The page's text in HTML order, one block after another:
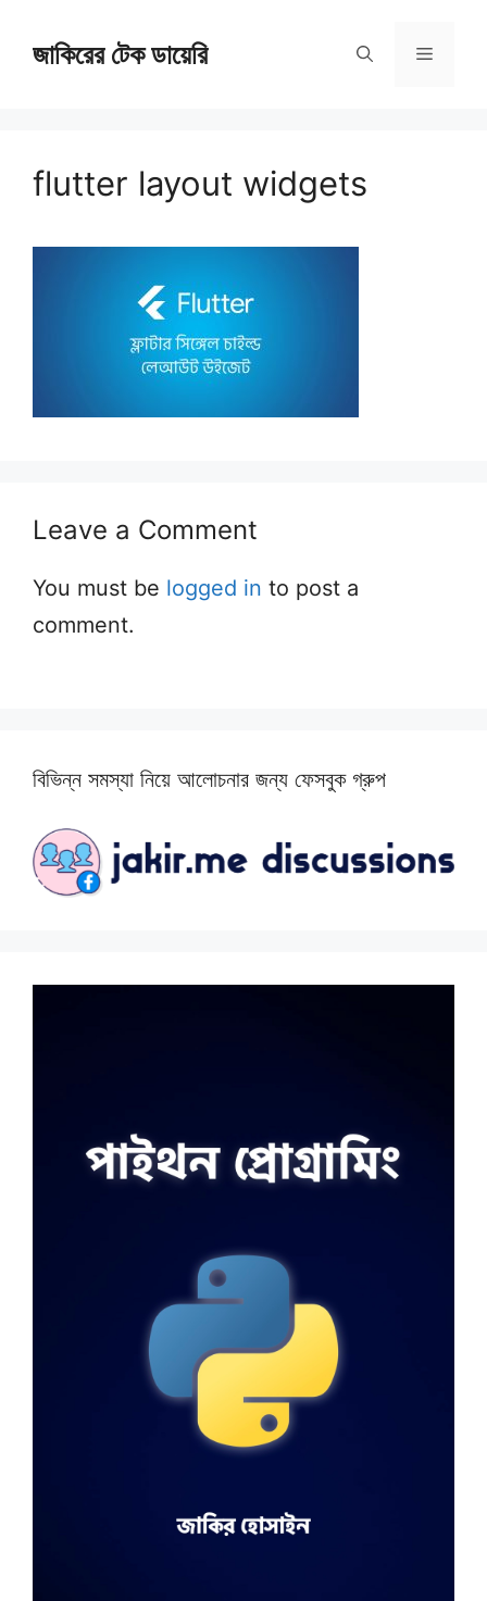
জাকিরের টেক ডায়েরি Menu
flutter layout widgets
Leave a Comment
You must be logged in to post a
comment.
বিভিন্ন সমস্যা নিয়ে আলোচনার জন্য ফেসবুক গ্রুপ